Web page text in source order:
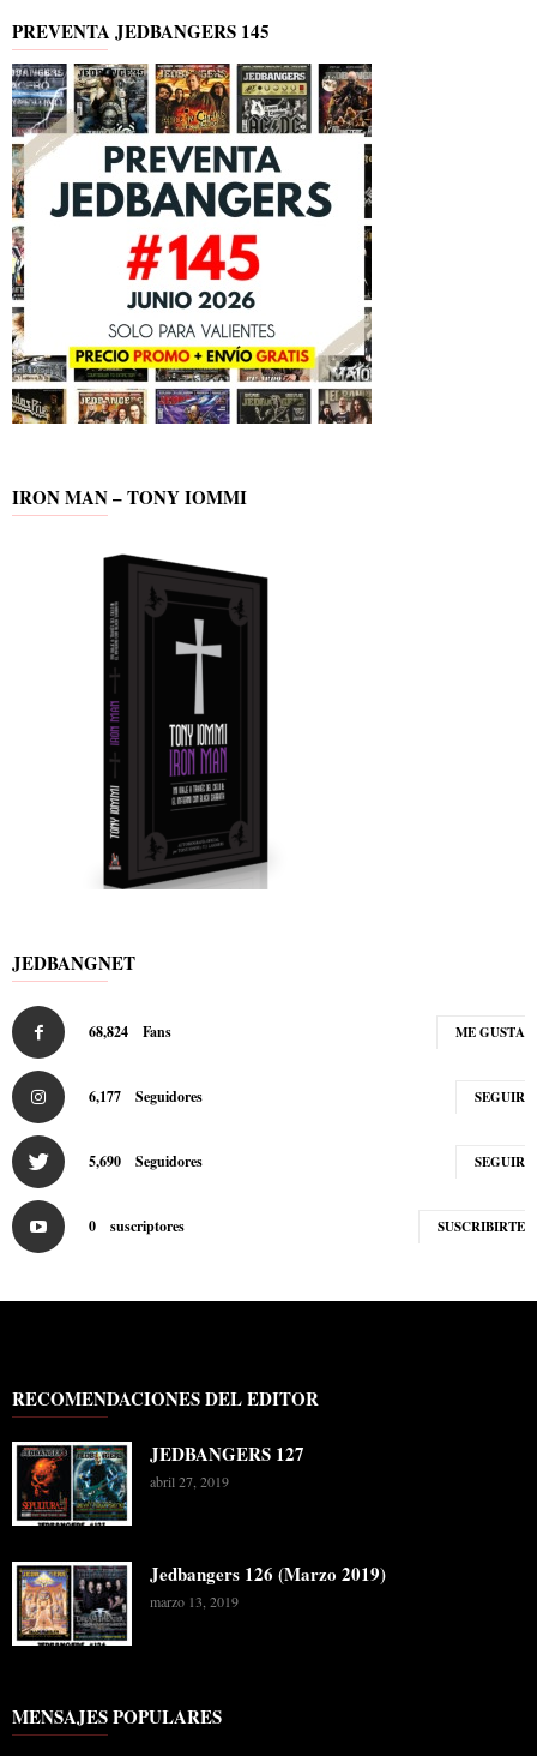
PREVENTA JEDBANGERS 145
IRON MAN – TONY IOMMI
JEDBANGNET
68,824 Fans ME GUSTA
6,177 Seguidores SEGUIR
5,690 Seguidores SEGUIR
0 suscriptores SUSCRIBIRTE
RECOMENDACIONES DEL EDITOR
JEDBANGERS 127
abril 27, 2019
Jedbangers 126 (Marzo 2019)
marzo 13, 2019
MENSAJES POPULARES